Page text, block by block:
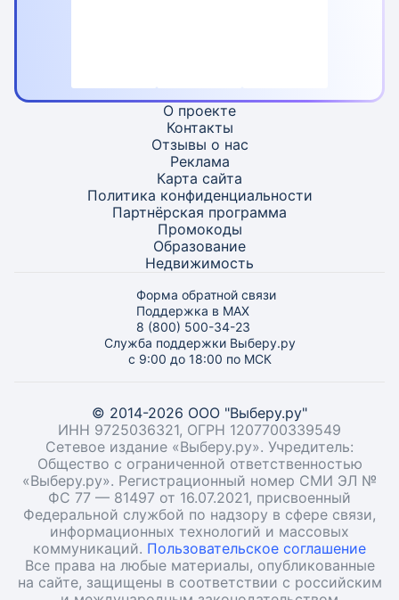
О проекте
Контакты
Отзывы о нас
Реклама
Карта сайта
Политика конфиденциальности
Партнёрская программа
Промокоды
Образование
Недвижимость
Форма обратной связи
Поддержка в MAX
8 (800) 500-34-23
Служба поддержки Выберу.ру
с 9:00 до 18:00 по МСК
© 2014-2026 ООО "Выберу.ру"
ИНН 9725036321, ОГРН 1207700339549
Сетевое издание «Выберу.ру». Учредитель:
Общество с ограниченной ответственностью
«Выберу.ру». Регистрационный номер СМИ ЭЛ №
ФС 77 — 81497 от 16.07.2021, присвоенный
Федеральной службой по надзору в сфере связи,
информационных технологий и массовых
коммуникаций. Пользовательское соглашение
Все права на любые материалы, опубликованные
на сайте, защищены в соответствии с российским